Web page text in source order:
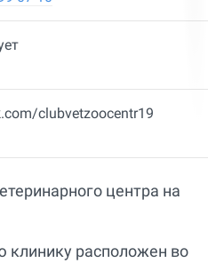
clubvetzoocentr19
центра на
клинику расположен во